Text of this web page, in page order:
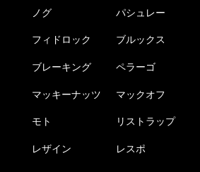
ノグ パシュレー
フィドロック ブルックス
ブレーキング ペラーゴ
マッキーナッツ マックオフ
モト リストラップ
レザイン レスポ